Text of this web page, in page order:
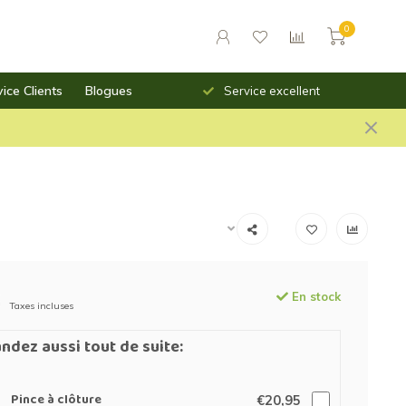
0
Clients Blogues
rapide Service excellent
Taxes incluses
En stock
aussi tout de suite:
Pince à clôture €20,95